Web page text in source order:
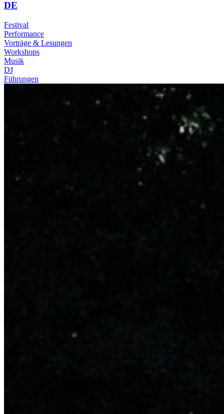
DE
Festival
Performance
Vorträge & Lesungen
Workshops
Musik
DJ
Führungen